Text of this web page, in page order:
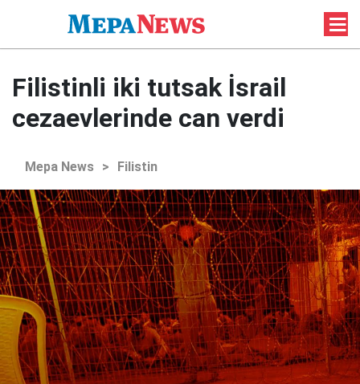
Filistinli iki tutsak İsrail
cezaevlerinde can verdi
Mepa News > Filistin